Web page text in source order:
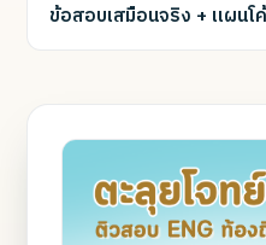
ข้อสอบเสมือนจริง + แผนโ